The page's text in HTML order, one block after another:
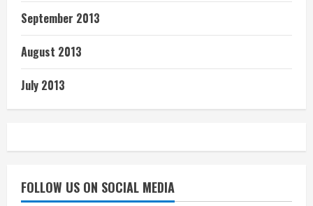
September 2013
August 2013
July 2013
FOLLOW US ON SOCIAL MEDIA